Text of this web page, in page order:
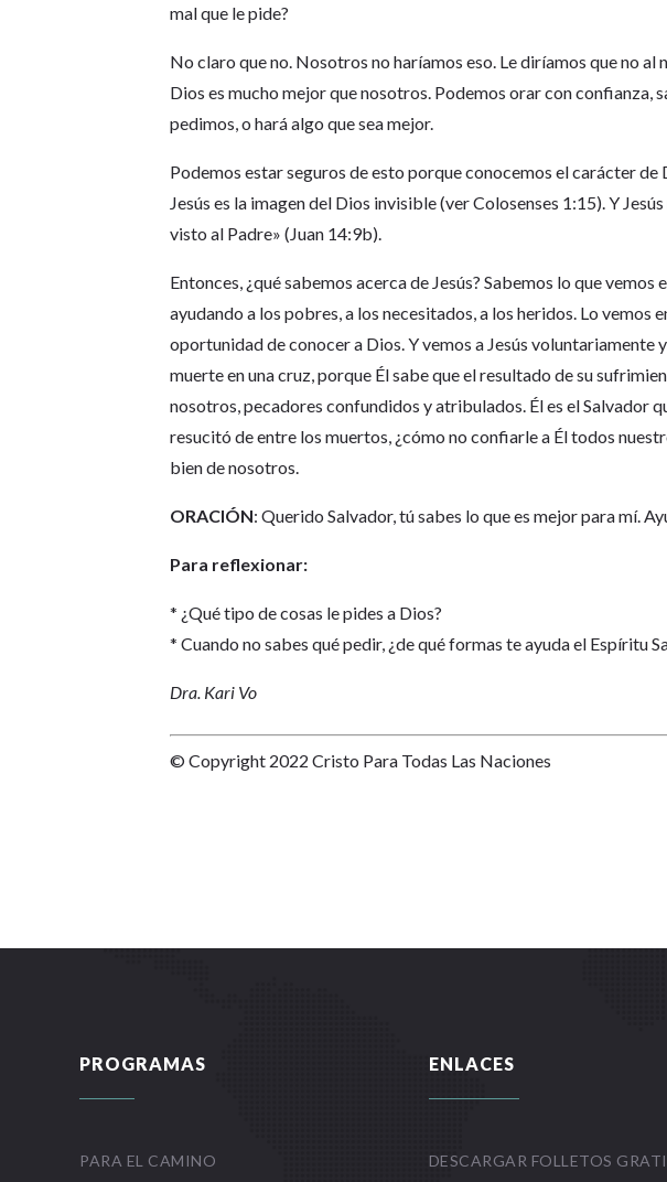
mal que le pide?
No claro que no. Nosotros no haríamos eso. Le diríamos que no al
Dios es mucho mejor que nosotros. Podemos orar con confianza,
pedimos, o hará algo que sea mejor.
Podemos estar seguros de esto porque conocemos el carácter de
Jesús es la imagen del Dios invisible (ver Colosenses 1:15). Y
visto al Padre» (Juan 14:9b).
Entonces, ¿qué sabemos acerca de Jesús? Sabemos lo que vemos
ayudando a los pobres, a los necesitados, a los heridos. Lo vemos
oportunidad de conocer a Dios. Y vemos a Jesús voluntariamente
muerte en una cruz, porque Él sabe que el resultado de su
nosotros, pecadores confundidos y atribulados. Él es el Salvador
resucitó de entre los muertos, ¿cómo no confiarle a Él todos
bien de nosotros.
ORACIÓN: Querido Salvador, tú sabes lo que es mejor para mí.
Para reflexionar:
* ¿Qué tipo de cosas le pides a Dios?
* Cuando no sabes qué pedir, ¿de qué formas te ayuda el Espíritu
Dra. Kari Vo
© Copyright 2022 Cristo Para Todas Las Naciones
PROGRAMAS
PARA EL CAMINO
ENLACES
DESCARGAR FOLLETOS